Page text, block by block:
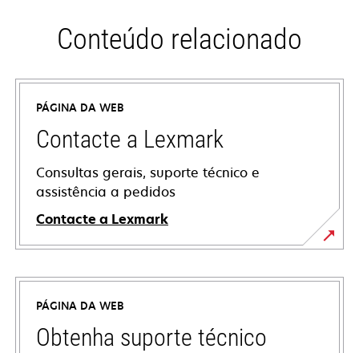
Conteúdo relacionado
PÁGINA DA WEB
Contacte a Lexmark
Consultas gerais, suporte técnico e
assistência a pedidos
Contacte a Lexmark
PÁGINA DA WEB
Obtenha suporte técnico